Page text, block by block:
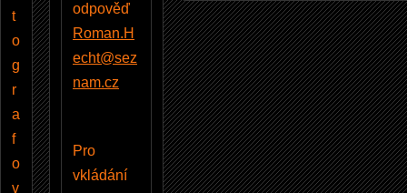
t
o
g
r
a
f
o
v
odpověď
Roman.H
echt@sez
nam.cz
Pro
vkládání